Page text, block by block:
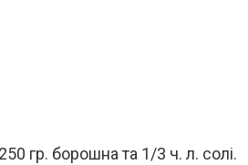
гр. борошна та 1/3 ч. л. солі.